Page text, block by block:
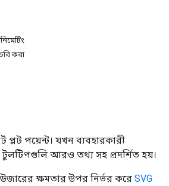
করা
প্লট পয়েন্ট। যখন ব্যবহারকারী
আরও তথ্য সহ প্রদর্শিত হয়।
ক্ষমতার উপর নির্ভর করে SVG